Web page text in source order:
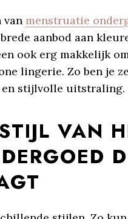
van menstruatie
aanbod aan
ook erg makkelijk
lingerie. Zo ben je
en stijlvolle uitstraling.
VAN